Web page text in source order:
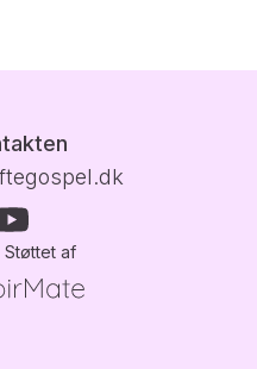
Støttet af